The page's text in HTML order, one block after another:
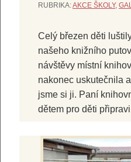
RUBRIKA:AKCE ŠKOLY,
Celý březen děti
našeho knižního
návštěvy místní
nakonec uskutečnila
jsme si ji. Paní
dětem pro děti